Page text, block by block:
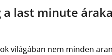
a last minute
világában nem minden